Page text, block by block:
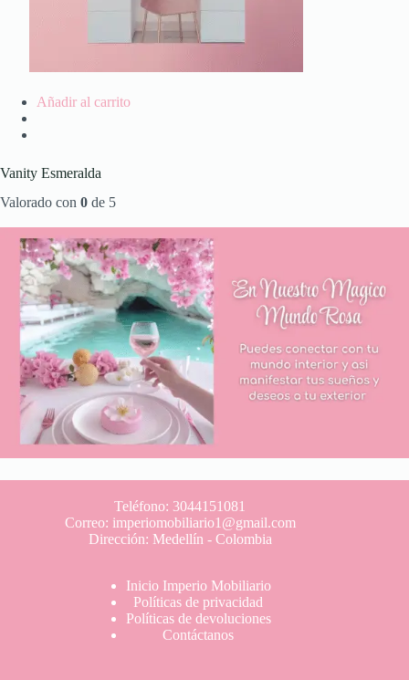
Añadir al carrito
Vanity Esmeralda
Valorado con 0 de 5
Teléfono: 3044151081
Correo: imperiomobiliario1@gmail.com
Dirección: Medellín - Colombia
Inicio Imperio Mobiliario
Políticas de privacidad
Políticas de devoluciones
Contáctanos